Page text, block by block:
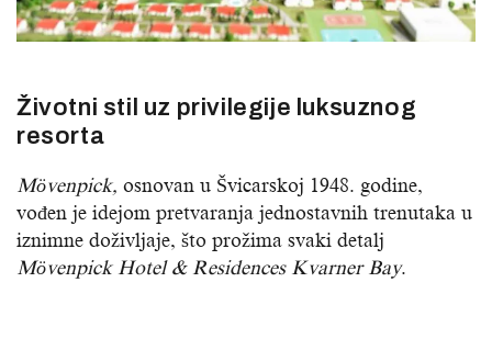
Životni stil uz privilegije luksuznog
resorta
Mövenpick, osnovan u Švicarskoj 1948. godine,
vođen je idejom pretvaranja jednostavnih trenutaka u
iznimne doživljaje, što prožima svaki detalj
Mövenpick Hotel & Residences Kvarner Bay.